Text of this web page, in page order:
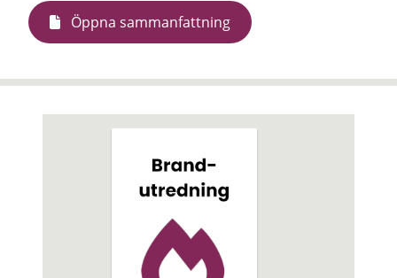
Öppna sammanfattning